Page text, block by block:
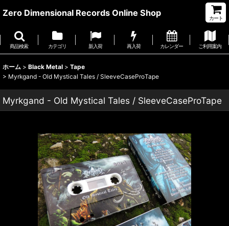
Zero Dimensional Records Online Shop
カート
商品検索 カテゴリ 新入荷 再入荷 カレンダー ご利用案内
ホーム > Black Metal > Tape
> Myrkgand - Old Mystical Tales / SleeveCaseProTape
Myrkgand - Old Mystical Tales / SleeveCaseProTape